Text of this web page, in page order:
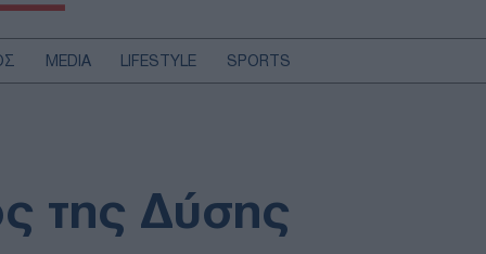
MEDIA LIFESTYLE SPORTS
ΤΕΧΝΟΛΟΓΙΑ
της Δύσης